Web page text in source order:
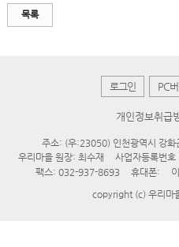
목록
로그인 PC
개인정보취급
주소: (우:23050) 인천광역시 강
우리마을 원장: 최수재
사업자등록번
팩스: 032-937-8693
휴대폰:
copyright (c) 우리마